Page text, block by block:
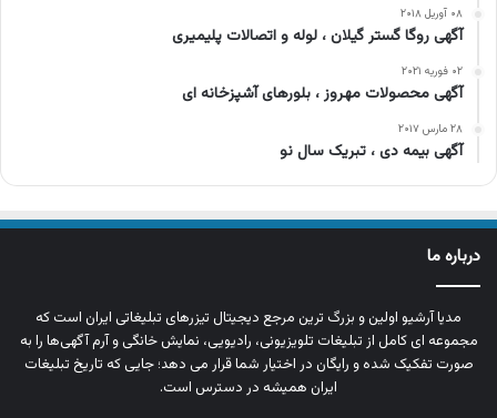
۰۸ آوریل ۲۰۱۸
آگهی روگا گستر گیلان ، لوله و اتصالات پلیمیری
۰۲ فوریه ۲۰۲۱
آگهی محصولات مهروز ، بلورهای آشپزخانه ای
۲۸ مارس ۲۰۱۷
آگهی بیمه دی ، تبریک سال نو
درباره ما
مدیا آرشیو اولین و بزرگ‌ ترین مرجع دیجیتال تیزرهای تبلیغاتی ایران است که
مجموعه‌ ای کامل از تبلیغات تلویزیونی، رادیویی، نمایش خانگی و آرم‌ آگهی‌ها را به‌
صورت تفکیک‌ شده و رایگان در اختیار شما قرار می‌ دهد؛ جایی که تاریخ تبلیغات
ایران همیشه در دسترس است.